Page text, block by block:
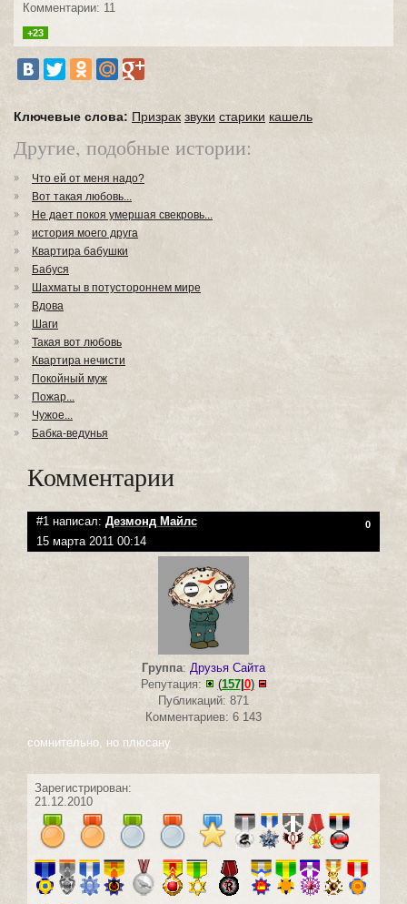
Комментарии: 11
+23
Ключевые слова: Призрак звуки старики кашель
Другие, подобные истории:
Что ей от меня надо?
Вот такая любовь...
Не дает покоя умершая свекровь...
история моего друга
Квартира бабушки
Бабуся
Шахматы в потустороннем мире
Вдова
Шаги
Такая вот любовь
Квартира нечисти
Покойный муж
Пожар...
Чужое...
Бабка-ведунья
Комментарии
#1 написал: Дезмонд Майлс 0
15 марта 2011 00:14
Группа: Друзья Сайта
Репутация:
(157| 0)
Публикаций: 871
Комментариев: 6 143
сомнительно, но плюсану
Зарегистрирован:
21.12.2010